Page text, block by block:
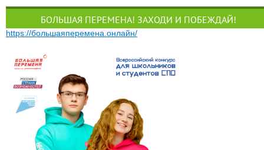
БОЛЬШАЯ ПЕРЕМЕНА! ЗАХОДИ И ПОБЕЖДАЙ!
https://большаяперемена.онлайн/